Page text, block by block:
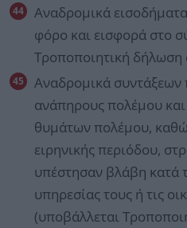
Αναδρομικά
φόρο και εισφορά στο
Τροποποιητική
Αναδρομικά συντάξεων
ανάπηρους πολέμου και
θυμάτων πολέμου,
ειρηνικής περιόδου,
υπέστησαν βλάβη κατά
υπηρεσίας τους ή τις
(υποβάλλεται